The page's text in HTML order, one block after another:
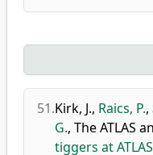
51.Kirk, J., Raics, P.,
G., The ATLAS
tiggers at